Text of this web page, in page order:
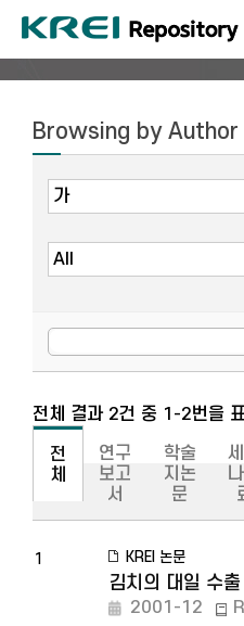
Browsing by Author
전체 결과 2건 중 1-2번을
전
체
연구
보고
서
학술
지논
문
세
1 KREI 논문
김치의 대일 수
2001-12